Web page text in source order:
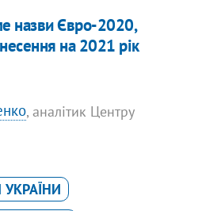
назви Євро-2020,
на 2021 рік
, аналітик Центру
УКРАЇНИ